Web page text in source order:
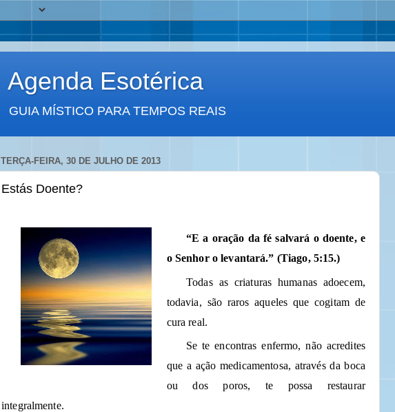
Agenda Esotérica
GUIA MÍSTICO PARA TEMPOS REAIS
TERÇA-FEIRA, 30 DE JULHO DE 2013
Estás Doente?
“E a oração da fé salvará o doente, e
o Senhor o levantará.” (Tiago, 5:15.)
Todas as criaturas humanas adoecem,
todavia, são raros aqueles que cogitam de
cura real.
Se te encontras enfermo, não acredites
que a ação medicamentosa, através da boca
ou dos poros, te possa restaurar
integralmente.